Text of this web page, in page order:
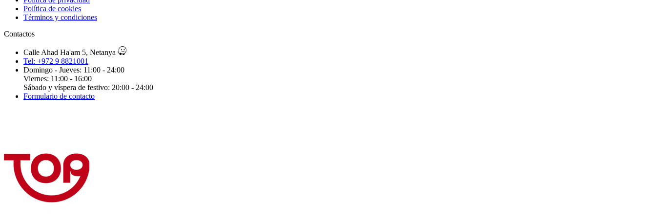
Política de cookies
Términos y condiciones
Contactos
Calle Ahad Ha'am 5, Netanya
Tel: +972 9 8821001
Domingo - Jueves: 11:00 - 24:00
Viernes: 11:00 - 16:00
Sábado y víspera de festivo: 20:00 - 24:00
Formulario de contacto